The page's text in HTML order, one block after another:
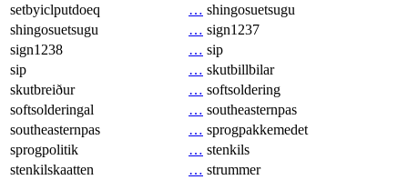
setbyiclputdoeq
… shingosuetsugu
shingosuetsugu
… sign1237
sign1238
… sip
sip
… skutbillbilar
skutbreiður
… softsoldering
softsolderingal
… southeasternpas
southeasternpas
… sprogpakkemedet
sprogpolitik
… stenkils
stenkilskaatten
… strummer